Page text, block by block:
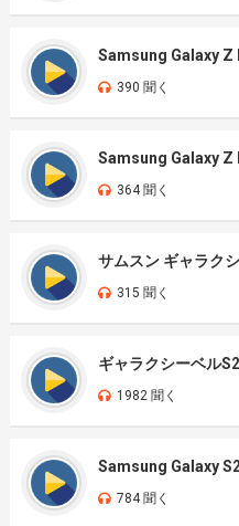
Samsung Galaxy
390 聞く
Samsung Galaxy
364 聞く
サムスン ギャラク
315 聞く
ギャラクシーベル
1982 聞く
Samsung Galaxy
784 聞く